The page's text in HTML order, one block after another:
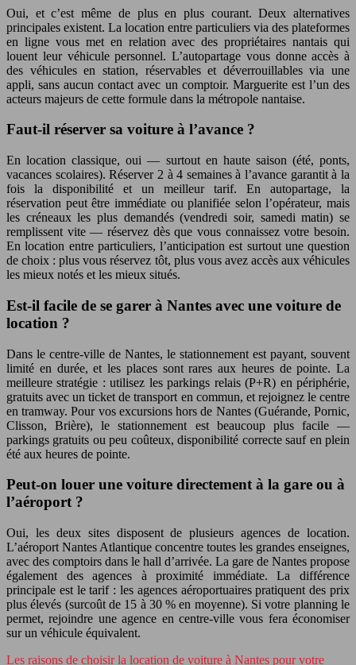
Oui, et c’est même de plus en plus courant. Deux alternatives
principales existent. La location entre particuliers via des plateformes
en ligne vous met en relation avec des propriétaires nantais qui
louent leur véhicule personnel. L’autopartage vous donne accès à
des véhicules en station, réservables et déverrouillables via une
appli, sans aucun contact avec un comptoir. Marguerite est l’un des
acteurs majeurs de cette formule dans la métropole nantaise.
Faut-il réserver sa voiture à l’avance ?
En location classique, oui — surtout en haute saison (été, ponts,
vacances scolaires). Réserver 2 à 4 semaines à l’avance garantit à la
fois la disponibilité et un meilleur tarif. En autopartage, la
réservation peut être immédiate ou planifiée selon l’opérateur, mais
les créneaux les plus demandés (vendredi soir, samedi matin) se
remplissent vite — réservez dès que vous connaissez votre besoin.
En location entre particuliers, l’anticipation est surtout une question
de choix : plus vous réservez tôt, plus vous avez accès aux véhicules
les mieux notés et les mieux situés.
Est-il facile de se garer à Nantes avec une voiture de
location ?
Dans le centre-ville de Nantes, le stationnement est payant, souvent
limité en durée, et les places sont rares aux heures de pointe. La
meilleure stratégie : utilisez les parkings relais (P+R) en périphérie,
gratuits avec un ticket de transport en commun, et rejoignez le centre
en tramway. Pour vos excursions hors de Nantes (Guérande, Pornic,
Clisson, Brière), le stationnement est beaucoup plus facile —
parkings gratuits ou peu coûteux, disponibilité correcte sauf en plein
été aux heures de pointe.
Peut-on louer une voiture directement à la gare ou à
l’aéroport ?
Oui, les deux sites disposent de plusieurs agences de location.
L’aéroport Nantes Atlantique concentre toutes les grandes enseignes,
avec des comptoirs dans le hall d’arrivée. La gare de Nantes propose
également des agences à proximité immédiate. La différence
principale est le tarif : les agences aéroportuaires pratiquent des prix
plus élevés (surcoût de 15 à 30 % en moyenne). Si votre planning le
permet, rejoindre une agence en centre-ville vous fera économiser
sur un véhicule équivalent.
Les raisons de choisir la location de voiture à Nantes pour votre